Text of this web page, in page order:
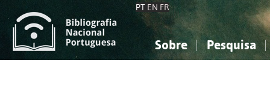
PT EN FR
Sobre Pesquisa